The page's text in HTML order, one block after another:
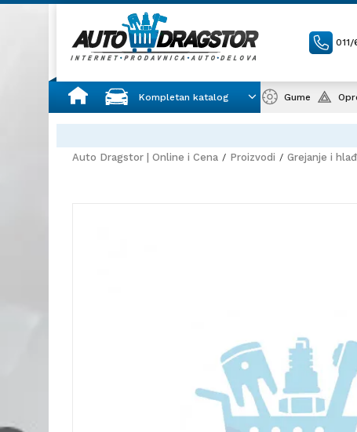
Kompletan katalog Gume
sve za
Auto Dragstor | Online i Cena Proizvodi Grejanje i